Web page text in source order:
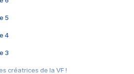
5
4
3
créatrices de la VF !